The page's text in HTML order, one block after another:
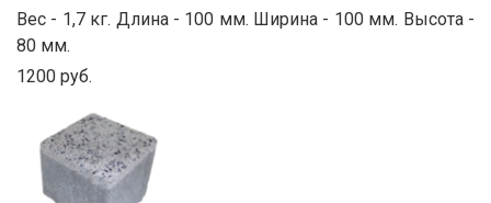
Вес - 1,7 кг. Длина - 100 мм. Ширина - 100 мм. Высота -
80 мм.
1200 руб.